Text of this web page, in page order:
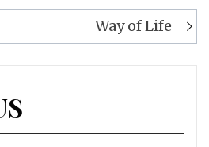
Way of Life